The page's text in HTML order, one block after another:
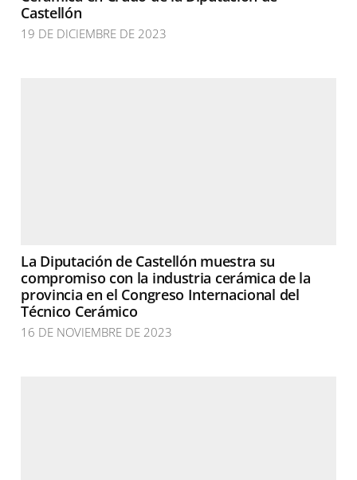
Castellón
19 DE DICIEMBRE DE 2023
La Diputación de Castellón muestra su
compromiso con la industria cerámica de la
provincia en el Congreso Internacional del
Técnico Cerámico
16 DE NOVIEMBRE DE 2023